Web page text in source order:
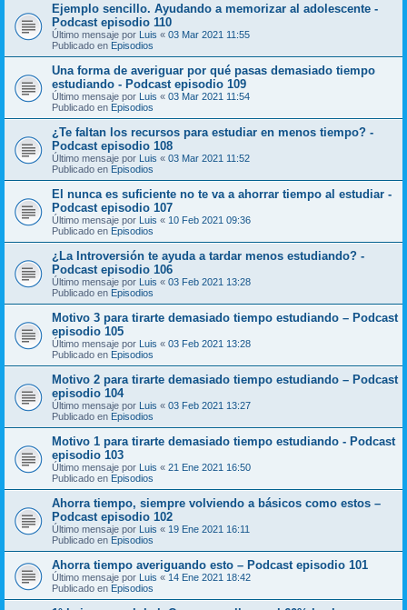
Ejemplo sencillo. Ayudando a memorizar al adolescente -
Podcast episodio 110
Último mensaje por Luis « 03 Mar 2021 11:55
Publicado en Episodios
Una forma de averiguar por qué pasas demasiado tiempo
estudiando - Podcast episodio 109
Último mensaje por Luis « 03 Mar 2021 11:54
Publicado en Episodios
¿Te faltan los recursos para estudiar en menos tiempo? -
Podcast episodio 108
Último mensaje por Luis « 03 Mar 2021 11:52
Publicado en Episodios
El nunca es suficiente no te va a ahorrar tiempo al estudiar -
Podcast episodio 107
Último mensaje por Luis « 10 Feb 2021 09:36
Publicado en Episodios
¿La Introversión te ayuda a tardar menos estudiando? -
Podcast episodio 106
Último mensaje por Luis « 03 Feb 2021 13:28
Publicado en Episodios
Motivo 3 para tirarte demasiado tiempo estudiando – Podcast
episodio 105
Último mensaje por Luis « 03 Feb 2021 13:28
Publicado en Episodios
Motivo 2 para tirarte demasiado tiempo estudiando – Podcast
episodio 104
Último mensaje por Luis « 03 Feb 2021 13:27
Publicado en Episodios
Motivo 1 para tirarte demasiado tiempo estudiando - Podcast
episodio 103
Último mensaje por Luis « 21 Ene 2021 16:50
Publicado en Episodios
Ahorra tiempo, siempre volviendo a básicos como estos –
Podcast episodio 102
Último mensaje por Luis « 19 Ene 2021 16:11
Publicado en Episodios
Ahorra tiempo averiguando esto – Podcast episodio 101
Último mensaje por Luis « 14 Ene 2021 18:42
Publicado en Episodios